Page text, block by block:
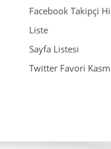
Facebook Takipçi
Liste
Sayfa Listesi
Twitter Favori